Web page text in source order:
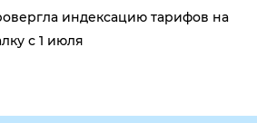
индексацию тарифов на
с 1 июля